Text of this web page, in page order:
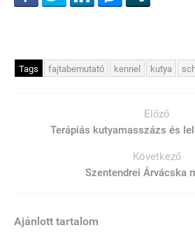
Tags fajtabemutató kennel kutya
Előző
Terápiás kutyamasszázs és
Következő
Szentendrei Árvácska
Ajánlott tartalom